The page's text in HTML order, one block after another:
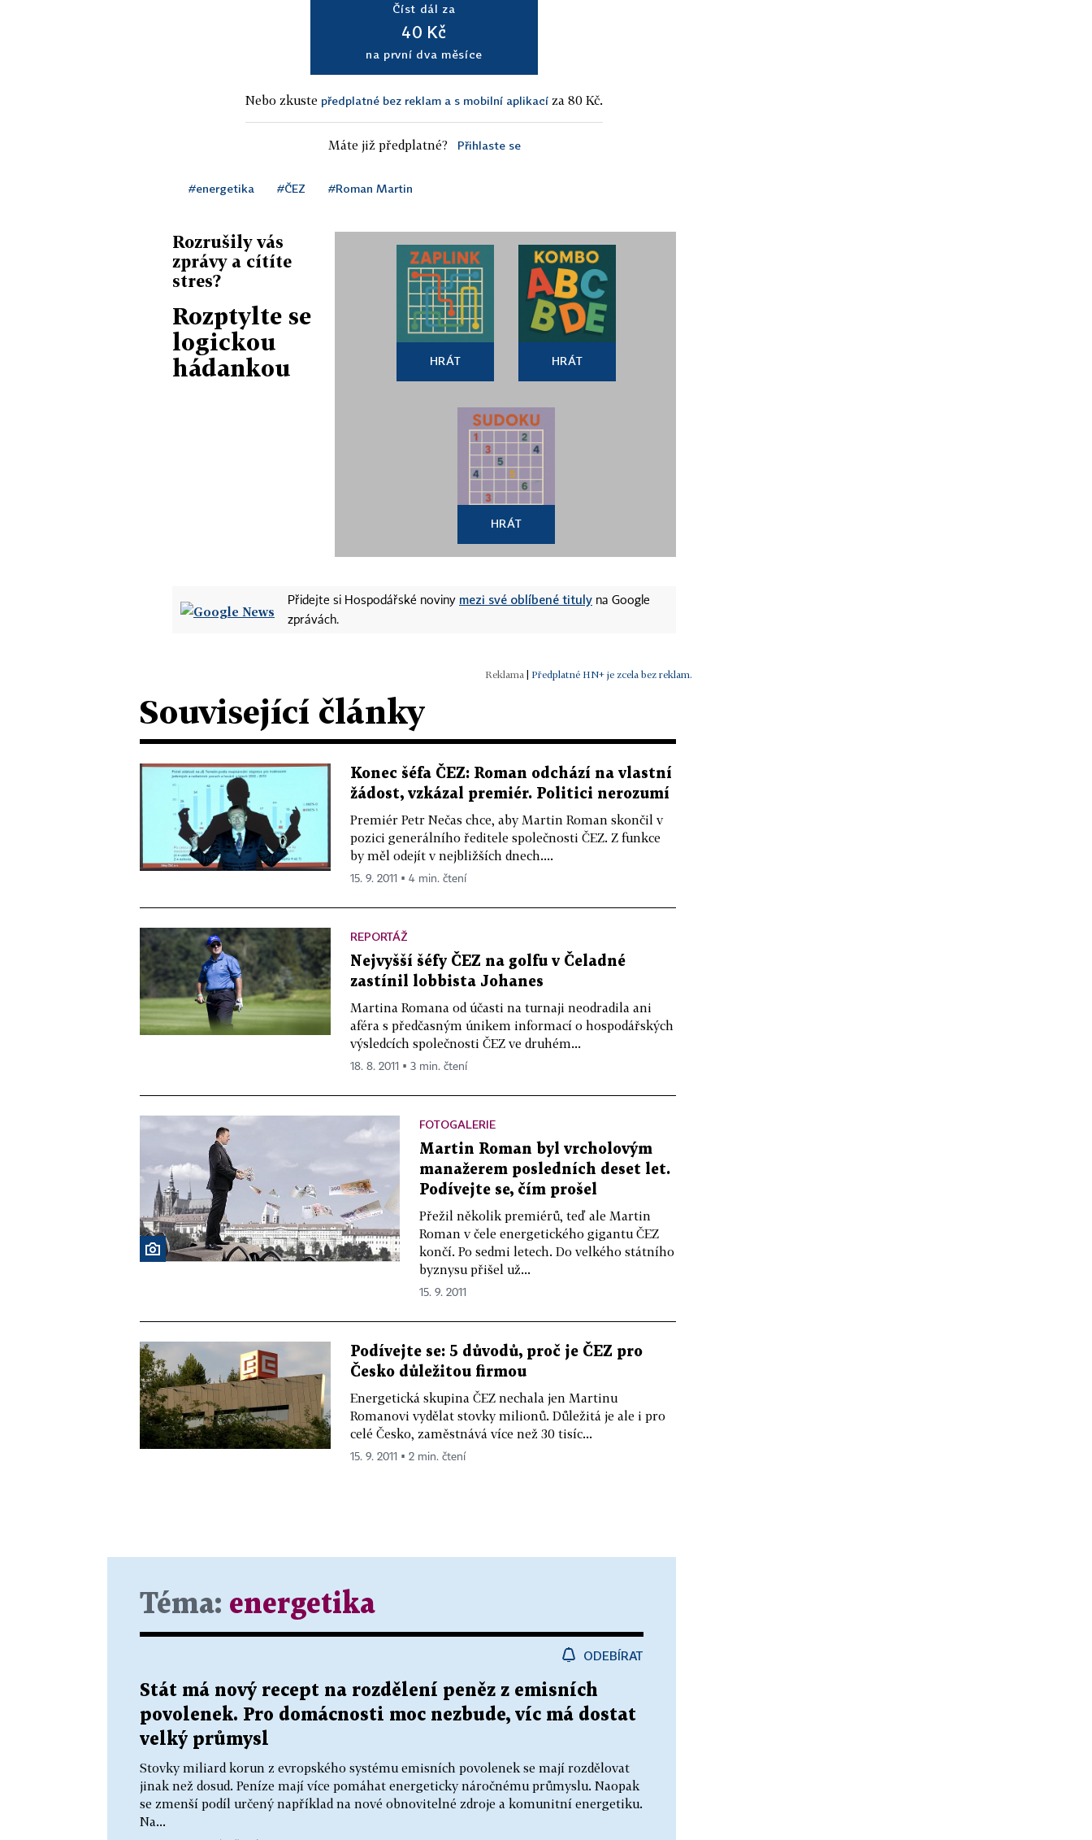
Číst dál za
40 Kč
na první dva měsíce
Nebo zkuste předplatné bez reklam a s mobilní aplikací za 80 Kč.
Máte již předplatné? Přihlaste se
#energetika #ČEZ #Roman Martin
Rozrušily vás
zprávy a cítíte
stres?
Rozptylte se
logickou
hádankou
HRÁT HRÁT
HRÁT
Přidejte si Hospodářské noviny mezi své oblíbené tituly na Google
zprávách.
| Předplatné HN+ je zcela bez reklam.
Související články
Konec šéfa ČEZ: Roman odchází na vlastní
žádost, vzkázal premiér. Politici nerozumí
Premiér Petr Nečas chce, aby Martin Roman skončil v
pozici generálního ředitele společnosti ČEZ. Z funkce
by měl odejít v nejbližších dnech....
15. 9. 2011 ▪ 4 min. čtení
REPORTÁŽ
Nejvyšší šéfy ČEZ na golfu v Čeladné
zastínil lobbista Johanes
Martina Romana od účasti na turnaji neodradila ani
aféra s předčasným únikem informací o hospodářských
výsledcích společnosti ČEZ ve druhém...
18. 8. 2011 ▪ 3 min. čtení
FOTOGALERIE
Martin Roman byl vrcholovým
manažerem posledních deset let.
Podívejte se, čím prošel
Přežil několik premiérů, teď ale Martin
Roman v čele energetického gigantu ČEZ
končí. Po sedmi letech. Do velkého státního
byznysu přišel už...
15. 9. 2011
Podívejte se: 5 důvodů, proč je ČEZ pro
Česko důležitou firmou
Energetická skupina ČEZ nechala jen Martinu
Romanovi vydělat stovky milionů. Důležitá je ale i pro
celé Česko, zaměstnává více než 30 tisíc...
15. 9. 2011 ▪ 2 min. čtení
Téma: energetika
ODEBÍRAT
Stát má nový recept na rozdělení peněz z emisních
povolenek. Pro domácnosti moc nezbude, víc má dostat
velký průmysl
Stovky miliard korun z evropského systému emisních povolenek se mají rozdělovat
jinak než dosud. Peníze mají více pomáhat energeticky náročnému průmyslu. Naopak
se zmenší podíl určený například na nové obnovitelné zdroje a komunitní energetiku.
Na...